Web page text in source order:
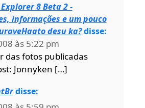
8 Beta 2 -
informações e um pouco
desu ka? disse:
às 5:22 pm
das fotos publicadas
Jonnyken […]
disse: